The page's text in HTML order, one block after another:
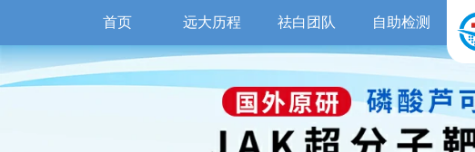
首页 远大历程 祛白团队 自助检测